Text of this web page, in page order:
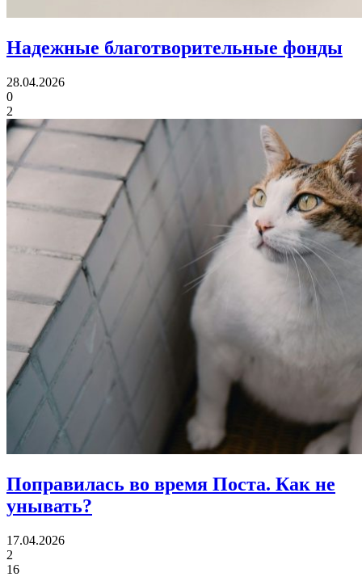
Надежные благотворительные фонды
28.04.2026
0
2
Поправилась во время Поста. Как не
унывать?
17.04.2026
2
16